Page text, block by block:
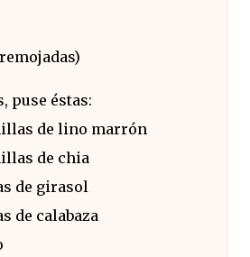
puse éstas:
de lino marrón
de chia
de girasol
de calabaza